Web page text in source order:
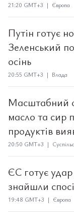
21:20 GMT+3 | Європа
Путін готує
Зеленський
осінь
20:55 GMT+3 | Влада
Масштабний
масло та сир
продуктів
20:50 GMT+3 |
ЄС готує
знайшли
19:48 GMT+3 | Європа